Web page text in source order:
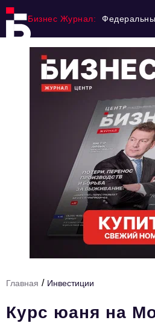
Бизнес Журнал:
Ниши и рынки
Технологии и тренды
HR
Главная / Инвестиции
Курс юаня на